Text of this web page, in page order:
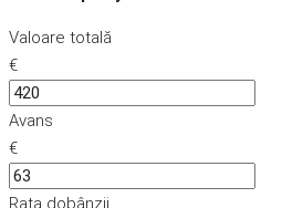
Valoare totală
€
Avans
€
Rata dobânzii